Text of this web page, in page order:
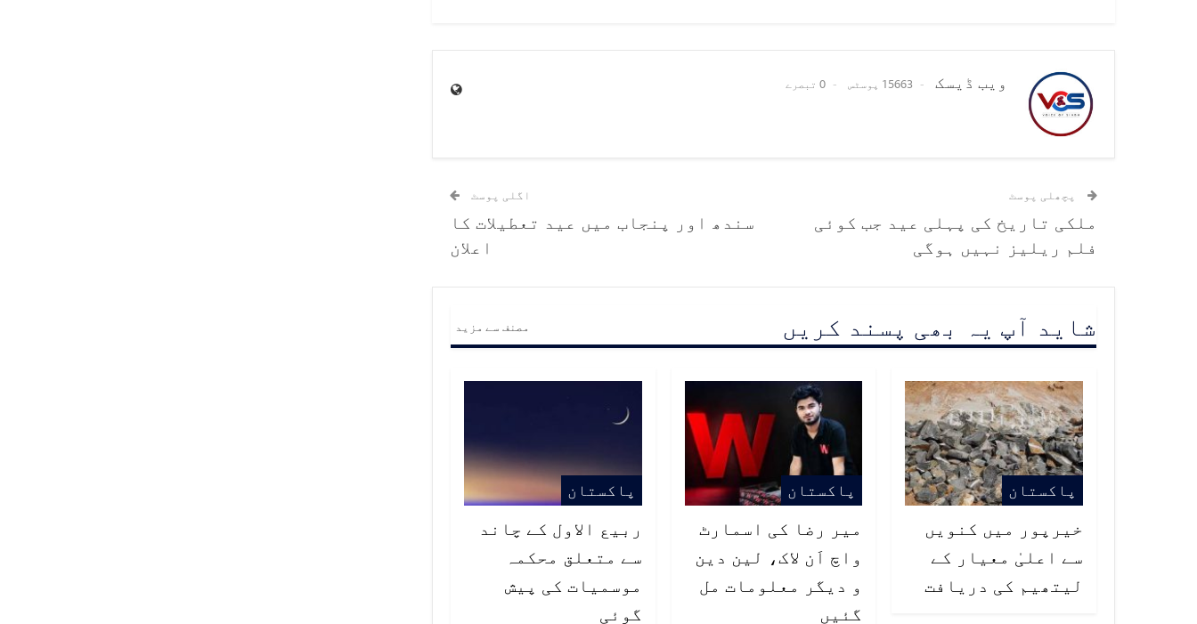
ویب ڈیسک 15663 پوسٹس 0 تبصرے
پچھلی پوسٹ
ملکی تاریخ کی پہلی عید جب کوئی
فلم ریلیز نہیں ہوگی
اگلی پوسٹ
سندھ اور پنجاب میں عید تعطیلات کا
اعلان
شاید آپ یہ بھی پسند کریں مصنف سے مزید
پاکستان
خیرپور میں کنویں
سے اعلیٰ معیار کے
لیتھیم کی دریافت
پاکستان
میر رضا کی اسمارٹ
واچ اَن لاک، لین دین
و دیگر معلومات مل
گئیں
پاکستان
ربیع الاول کے چاند
سے متعلق محکمہ
موسمیات کی پیش
گوئی